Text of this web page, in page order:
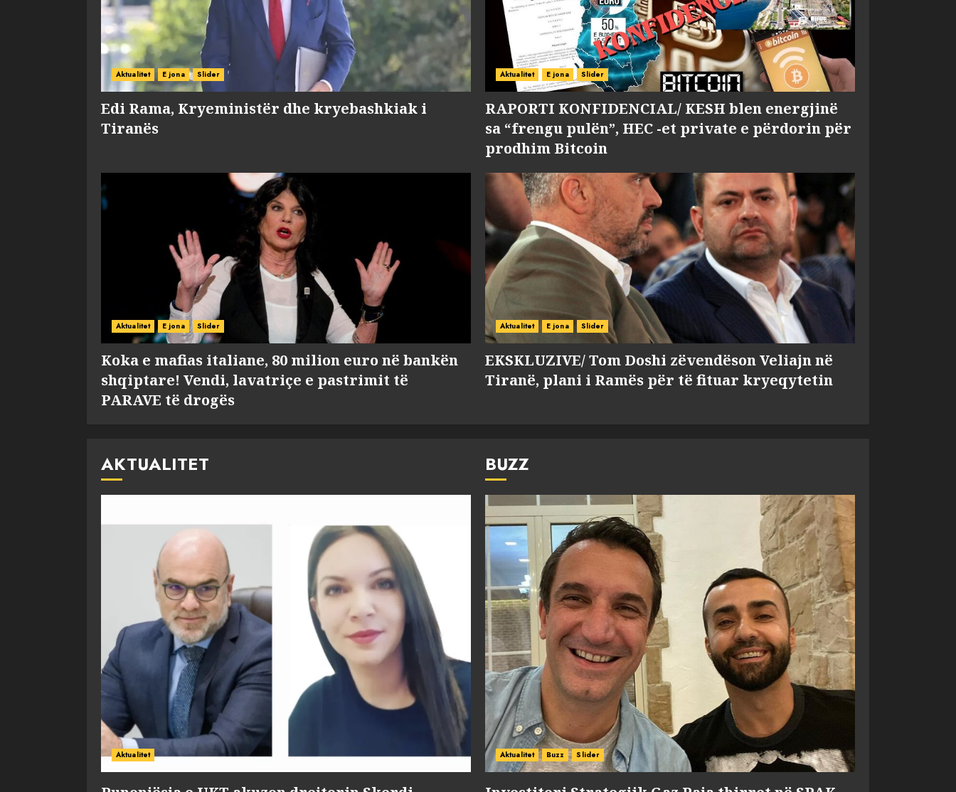
Aktualitet E jona Slider
Edi Rama, Kryeministër dhe kryebashkiak i
Tiranës
Aktualitet E jona Slider
RAPORTI KONFIDENCIAL/ KESH blen energjinë
sa “frengu pulën”, HEC -et private e përdorin për
prodhim Bitcoin
Aktualitet E jona Slider
Koka e mafias italiane, 80 milion euro në bankën
shqiptare! Vendi, lavatriçe e pastrimit të
PARAVE të drogës
Aktualitet E jona Slider
EKSKLUZIVE/ Tom Doshi zëvendëson Veliajn në
Tiranë, plani i Ramës për të fituar kryeqytetin
AKTUALITET
Aktualitet
BUZZ
Aktualitet Buzz Slider